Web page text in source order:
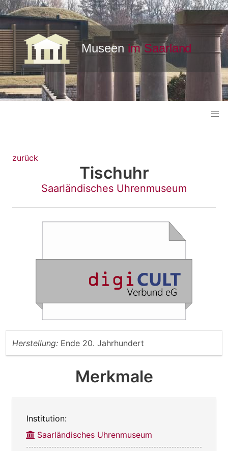
zurück
Tischuhr
Saarländisches Uhrenmuseum
Herstellung: Ende 20. Jahrhundert
Merkmale
Institution:
Saarländisches Uhrenmuseum